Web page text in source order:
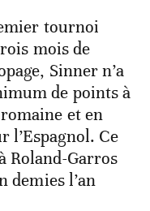
tournoi
mois de
Sinner n’a
de points à
et en
l’Espagnol. Ce
Roland-Garros
demies l’an